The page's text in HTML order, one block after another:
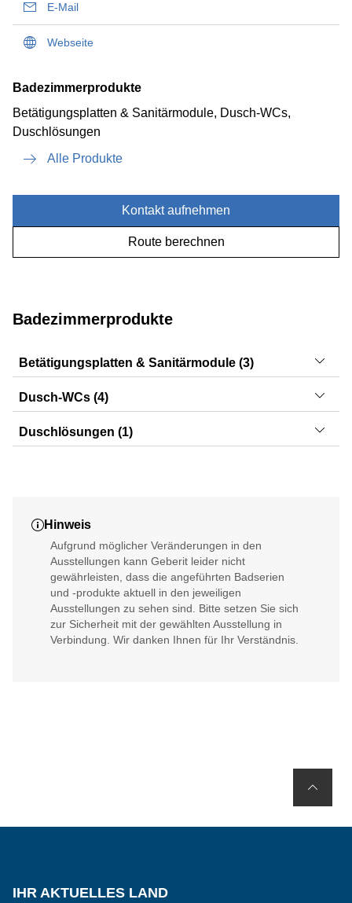
E-Mail
Webseite
Badezimmerprodukte
Betätigungsplatten & Sanitärmodule, Dusch-WCs,
Duschlösungen
Alle Produkte
Kontakt aufnehmen
Route berechnen
Badezimmerprodukte
Betätigungsplatten & Sanitärmodule (3)
Sigma50, Monolith, Twinline30
Dusch-WCs (4)
AquaClean Sela, AquaClean Mera, AquaClean Tuma,
AquaClean Alba
Duschlösungen (1)
Hinweis
Aufgrund möglicher Veränderungen in den
Ausstellungen kann Geberit leider nicht
gewährleisten, dass die angeführten Badserien
und -produkte aktuell in den jeweiligen
Ausstellungen zu sehen sind. Bitte setzen Sie sich
zur Sicherheit mit der gewählten Ausstellung in
Verbindung. Wir danken Ihnen für Ihr Verständnis.
IHR AKTUELLES LAND